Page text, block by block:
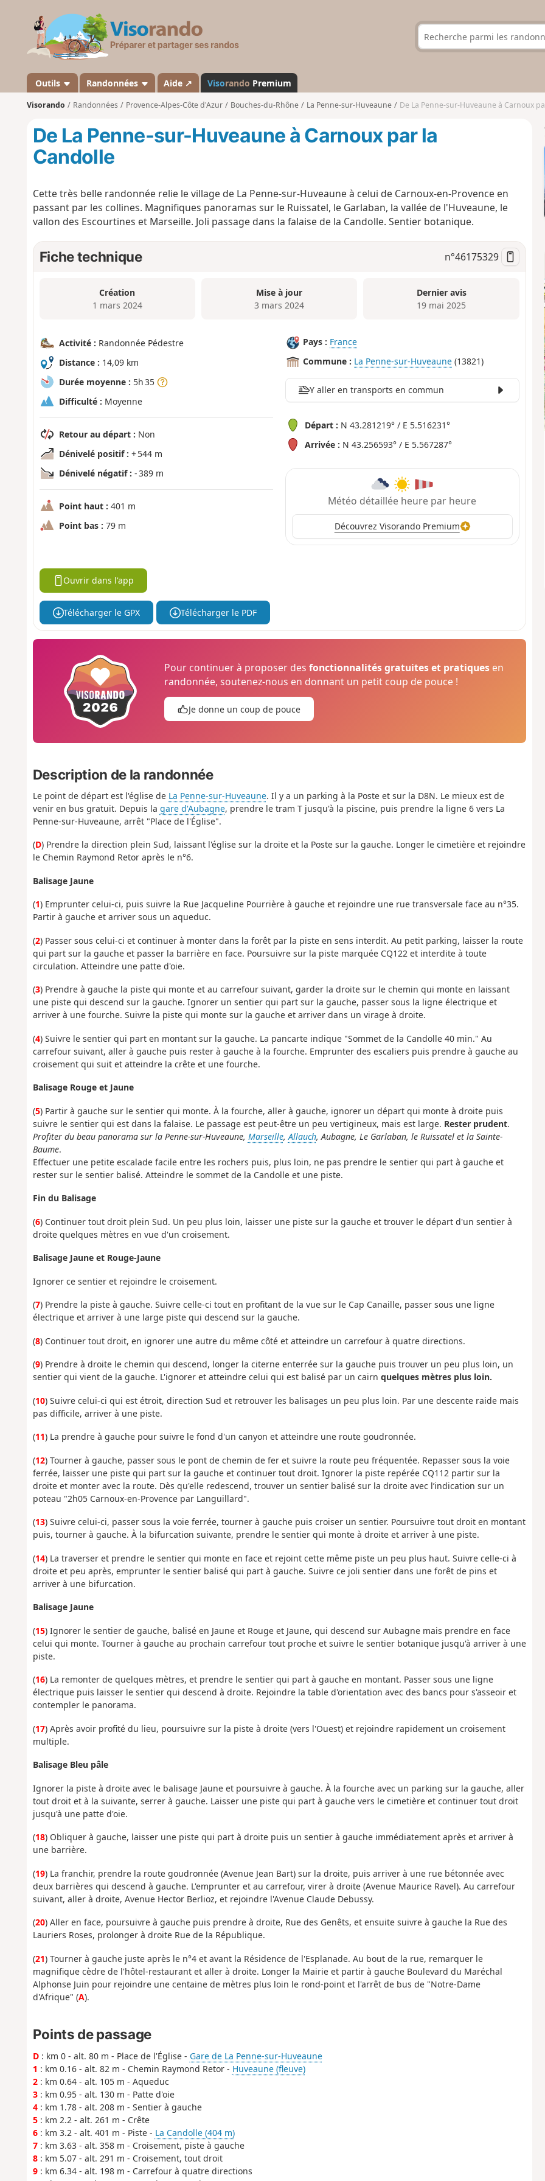
s
a
n
d
Outils Randonnées Aide ↗ Visorando Premium
Visorando Randonnées Provence-Alpes-Côte d'Azur Bouches-du-Rhône La Penne-sur-Huveaune De La Penne-sur-Huveaune à Carnoux
De La Penne-sur-Huveaune à Carnoux par la
Candolle
Cette très belle randonnée relie le village de La Penne-sur-Huveaune à celui de Carnoux-en-Provence en
passant par les collines. Magnifiques panoramas sur le Ruissatel, le Garlaban, la vallée de l'Huveaune, le
vallon des Escourtines et Marseille. Joli passage dans la falaise de la Candolle. Sentier botanique.
Fiche technique n°46175329
Création
1 mars 2024
Mise à jour
3 mars 2024
Dernier avis
19 mai 2025
Activité : Randonnée Pédestre
Distance : 14,09 km
Durée moyenne : 5h 35
Difficulté : Moyenne
Retour au départ : Non
Dénivelé positif : + 544 m
Dénivelé négatif : - 389 m
Point haut : 401 m
Point bas : 79 m
Pays : France
Commune : La Penne-sur-Huveaune (13821)
Y aller en transports en commun
Départ : N 43.281219° / E 5.516231°
Arrivée : N 43.256593° / E 5.567287°
Météo détaillée heure par heure
Découvrez Visorando Premium
Ouvrir dans l'app
Télécharger le GPX Télécharger le PDF
Pour continuer à proposer desfonctionnalités gratuites et pratiques en
randonnée, soutenez-nous en donnant un petit coup de pouce !
Je donne un coup de pouce
Description de la randonnée
Le point de départ est l'église de La Penne-sur-Huveaune. Il y a un parking à la Poste et sur la D8N. Le mieux est de
venir en bus gratuit. Depuis la gare d'Aubagne, prendre le tram T jusqu'à la piscine, puis prendre la ligne 6 vers La
Penne-sur-Huveaune, arrêt "Place de l'Église".
(D) Prendre la direction plein Sud, laissant l'église sur la droite et la Poste sur la gauche. Longer le cimetière et rejoindre
le Chemin Raymond Retor après le n°6.
Balisage Jaune
(1) Emprunter celui-ci, puis suivre la Rue Jacqueline Pourrière à gauche et rejoindre une rue transversale face au n°35.
Partir à gauche et arriver sous un aqueduc.
(2) Passer sous celui-ci et continuer à monter dans la forêt par la piste en sens interdit. Au petit parking, laisser la route
qui part sur la gauche et passer la barrière en face. Poursuivre sur la piste marquée CQ122 et interdite à toute
circulation. Atteindre une patte d'oie.
(3) Prendre à gauche la piste qui monte et au carrefour suivant, garder la droite sur le chemin qui monte en laissant
une piste qui descend sur la gauche. Ignorer un sentier qui part sur la gauche, passer sous la ligne électrique et
arriver à une fourche. Suivre la piste qui monte sur la gauche et arriver dans un virage à droite.
(4) Suivre le sentier qui part en montant sur la gauche. La pancarte indique "Sommet de la Candolle 40 min." Au
carrefour suivant, aller à gauche puis rester à gauche à la fourche. Emprunter des escaliers puis prendre à gauche au
croisement qui suit et atteindre la crête et une fourche.
Balisage Rouge et Jaune
(5) Partir à gauche sur le sentier qui monte. À la fourche, aller à gauche, ignorer un départ qui monte à droite puis
suivre le sentier qui est dans la falaise. Le passage est peut-être un peu vertigineux, mais est large. Rester prudent.
Profiter du beau panorama sur la Penne-sur-Huveaune, Marseille,Allauch, Aubagne, Le Garlaban, le Ruissatel et la Sainte-
Baume.
Effectuer une petite escalade facile entre les rochers puis, plus loin, ne pas prendre le sentier qui part à gauche et
rester sur le sentier balisé. Atteindre le sommet de la Candolle et une piste.
Fin du Balisage
(6) Continuer tout droit plein Sud. Un peu plus loin, laisser une piste sur la gauche et trouver le départ d'un sentier à
droite quelques mètres en vue d'un croisement.
Balisage Jaune et Rouge-Jaune
Ignorer ce sentier et rejoindre le croisement.
(7) Prendre la piste à gauche. Suivre celle-ci tout en profitant de la vue sur le Cap Canaille, passer sous une ligne
électrique et arriver à une large piste qui descend sur la gauche.
(8) Continuer tout droit, en ignorer une autre du même côté et atteindre un carrefour à quatre directions.
(9) Prendre à droite le chemin qui descend, longer la citerne enterrée sur la gauche puis trouver un peu plus loin, un
sentier qui vient de la gauche. L'ignorer et atteindre celui qui est balisé par un cairn quelques mètres plus loin.
(10) Suivre celui-ci qui est étroit, direction Sud et retrouver les balisages un peu plus loin. Par une descente raide mais
pas difficile, arriver à une piste.
(11) La prendre à gauche pour suivre le fond d'un canyon et atteindre une route goudronnée.
(12) Tourner à gauche, passer sous le pont de chemin de fer et suivre la route peu fréquentée. Repasser sous la voie
ferrée, laisser une piste qui part sur la gauche et continuer tout droit. Ignorer la piste repérée CQ112 partir sur la
droite et monter avec la route. Dès qu'elle redescend, trouver un sentier balisé sur la droite avec l’indication sur un
poteau "2h05 Carnoux-en-Provence par Languillard".
(13) Suivre celui-ci, passer sous la voie ferrée, tourner à gauche puis croiser un sentier. Poursuivre tout droit en montant
puis, tourner à gauche. À la bifurcation suivante, prendre le sentier qui monte à droite et arriver à une piste.
(14) La traverser et prendre le sentier qui monte en face et rejoint cette même piste un peu plus haut. Suivre celle-ci à
droite et peu après, emprunter le sentier balisé qui part à gauche. Suivre ce joli sentier dans une forêt de pins et
arriver à une bifurcation.
Balisage Jaune
(15) Ignorer le sentier de gauche, balisé en Jaune et Rouge et Jaune, qui descend sur Aubagne mais prendre en face
celui qui monte. Tourner à gauche au prochain carrefour tout proche et suivre le sentier botanique jusqu'à arriver à une
piste.
(16) La remonter de quelques mètres, et prendre le sentier qui part à gauche en montant. Passer sous une ligne
électrique puis laisser le sentier qui descend à droite. Rejoindre la table d'orientation avec des bancs pour s'asseoir et
contempler le panorama.
(17) Après avoir profité du lieu, poursuivre sur la piste à droite (vers l'Ouest) et rejoindre rapidement un croisement
multiple.
Balisage Bleu pâle
Ignorer la piste à droite avec le balisage Jaune et poursuivre à gauche. À la fourche avec un parking sur la gauche, aller
tout droit et à la suivante, serrer à gauche. Laisser une piste qui part à gauche vers le cimetière et continuer tout droit
jusqu'à une patte d'oie.
(18) Obliquer à gauche, laisser une piste qui part à droite puis un sentier à gauche immédiatement après et arriver à
une barrière.
(19) La franchir, prendre la route goudronnée (Avenue Jean Bart) sur la droite, puis arriver à une rue bétonnée avec
deux barrières qui descend à gauche. L'emprunter et au carrefour, virer à droite (Avenue Maurice Ravel). Au carrefour
suivant, aller à droite, Avenue Hector Berlioz, et rejoindre l'Avenue Claude Debussy.
(20) Aller en face, poursuivre à gauche puis prendre à droite, Rue des Genêts, et ensuite suivre à gauche la Rue des
Lauriers Roses, prolonger à droite Rue de la République.
(21) Tourner à gauche juste après le n°4 et avant la Résidence de l'Esplanade. Au bout de la rue, remarquer le
magnifique cèdre de l'hôtel-restaurant et aller à droite. Longer la Mairie et partir à gauche Boulevard du Maréchal
Alphonse Juin pour rejoindre une centaine de mètres plus loin le rond-point et l'arrêt de bus de "Notre-Dame
d'Afrique" (A).
Points de passage
D: km 0 - alt. 80 m - Place de l'Église - Gare de La Penne-sur-Huveaune
1 : km 0.16 - alt. 82 m - Chemin Raymond Retor - Huveaune (fleuve)
2: km 0.64 - alt. 105 m - Aqueduc
3: km 0.95 - alt. 130 m - Patte d'oie
4: km 1.78 - alt. 208 m - Sentier à gauche
5: km 2.2 - alt. 261 m - Crête
6: km 3.2 - alt. 401 m - Piste - La Candolle (404 m)
7: km 3.63 - alt. 358 m - Croisement, piste à gauche
8: km 5.07 - alt. 291 m - Croisement, tout droit
9: km 6.34 - alt. 198 m - Carrefour à quatre directions